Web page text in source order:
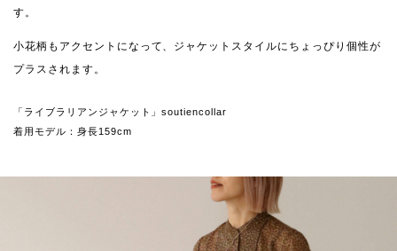
す。
小花柄もアクセントになって、ジャケットスタイルにちょっぴり個性が
プラスされます。
「ライブラリアンジャケット」soutiencollar
着用モデル：身長159cm